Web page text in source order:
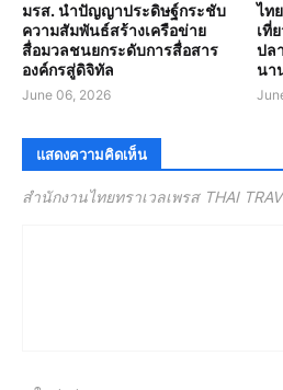
มรส. นำปัญญาประดิษฐ์กระชับ
ความสัมพันธ์สร้างเครือข่าย
สื่อมวลชนยกระดับการสื่อสาร
องค์กรสู่ดิจิทัล
June 06, 2026
ไท
เที่
ปล
นา
แสดงความคิดเห็น
สำนักงานไทยทราเวลเพรส THAI